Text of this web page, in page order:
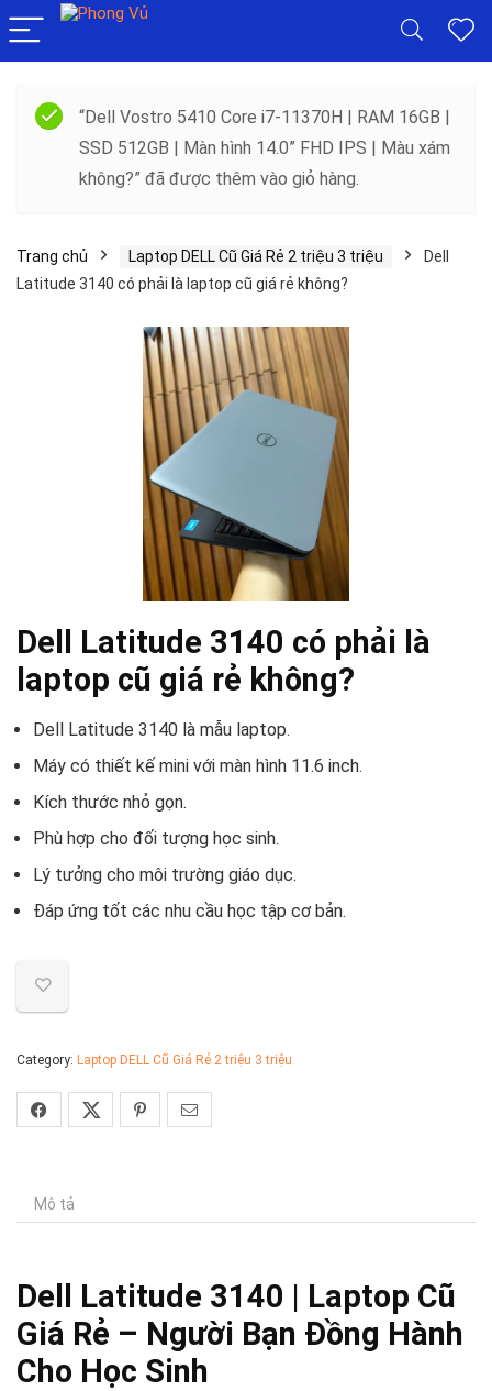
“Dell Vostro 5410 Core i7-11370H | RAM 16GB |
SSD 512GB | Màn hình 14.0” FHD IPS | Màu xám
không?” đã được thêm vào giỏ hàng.
Trang chủ Laptop DELL Cũ Giá Rẻ 2 triệu 3 triệu
Dell
Latitude 3140 có phải là laptop cũ giá rẻ không?
Dell Latitude 3140 có phải là
laptop cũ giá rẻ không?
Dell Latitude 3140 là mẫu laptop.
Máy có thiết kế mini với màn hình 11.6 inch.
Kích thước nhỏ gọn.
Phù hợp cho đối tượng học sinh.
Lý tưởng cho môi trường giáo dục.
Đáp ứng tốt các nhu cầu học tập cơ bản.
Category: Laptop DELL Cũ Giá Rẻ 2 triệu 3 triệu
Mô tả
Dell Latitude 3140 | Laptop Cũ
Giá Rẻ – Người Bạn Đồng Hành
Cho Học Sinh